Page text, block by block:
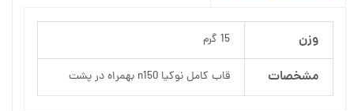
وزن 15 گرم
مشخصات قاب كامل نوكيا n150 بهمراه در پشت